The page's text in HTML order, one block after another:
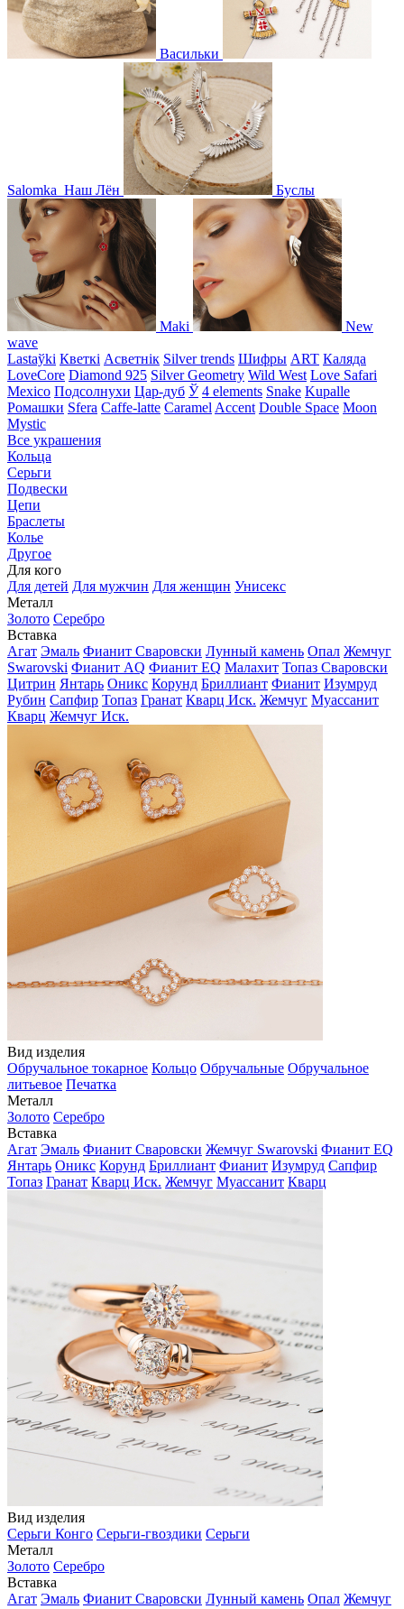
Васильки
Salomka Наш Лён Буслы
Maki
New
wave
Lastaўki Кветкі Асветнiк Silver trends Шифры ART Каляда
LoveCore Diamond 925 Silver Geometry Wild West Love Safari
Mexico Подсолнухи Цар-дуб Ў 4 elements Snake Kupalle
Ромашки Sfera Caffe-latte Caramel Accent Double Space Moon
Mystic
Все украшения
Кольца
Серьги
Подвески
Цепи
Браслеты
Колье
Другое
Для кого
Для детей Для мужчин Для женщин Унисекс
Металл
Золото Серебро
Вставка
Агат Эмаль Фианит Сваровски Лунный камень Опал Жемчуг
Swarovski Фианит AQ Фианит EQ Малахит Топаз Сваровски
Цитрин Янтарь Оникс Корунд Бриллиант Фианит Изумруд
Рубин Сапфир Топаз Гранат Кварц Иск. Жемчуг Муассанит
Кварц Жемчуг Иск.
Вид изделия
Обручальное токарное Кольцо Обручальные Обручальное
литьевое Печатка
Металл
Золото Серебро
Вставка
Агат Эмаль Фианит Сваровски Жемчуг Swarovski Фианит EQ
Янтарь Оникс Корунд Бриллиант Фианит Изумруд Сапфир
Топаз Гранат Кварц Иск. Жемчуг Муассанит Кварц
Вид изделия
Серьги Конго Серьги-гвоздики Серьги
Металл
Золото Серебро
Вставка
Агат Эмаль Фианит Сваровски Лунный камень Опал Жемчуг